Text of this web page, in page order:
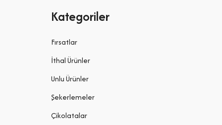
Kategoriler
Fırsatlar
İthal Ürünler
Unlu Ürünler
Şekerlemeler
Çikolatalar